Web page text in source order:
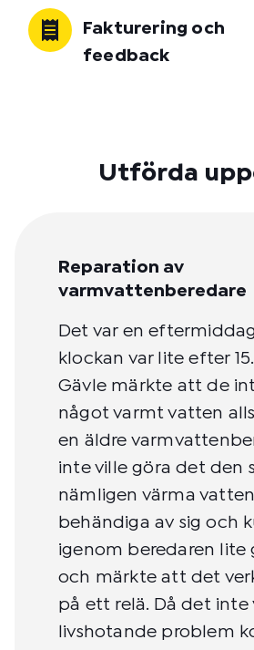
Fakturering och
feedback
Utförda
Reparation av
varmvattenberedare
Det var en
klockan var lite efter
Gävle märkte att de
något varmt vatten
en äldre
inte ville göra det den
nämligen värma
behändiga av sig och
igenom beredaren lite
och märkte att det
på ett relä. Då det inte
livshotande problem